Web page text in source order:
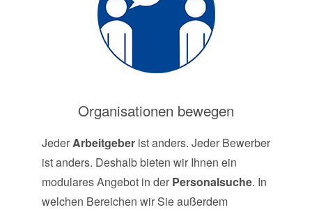
Organisationen bewegen
JederArbeitgeber ist anders. Jeder Bewerber
ist anders. Deshalb bieten wir Ihnen ein
modulares Angebot in der Personalsuche. In
welchen Bereichen wir Sie außerdem